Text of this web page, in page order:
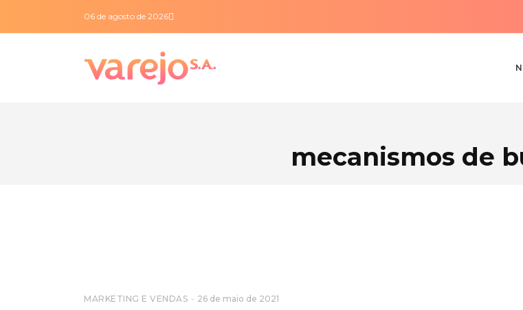
06 de agosto de 2026
mecanismos de
MARKETING E VENDAS 26 de maio de 2021